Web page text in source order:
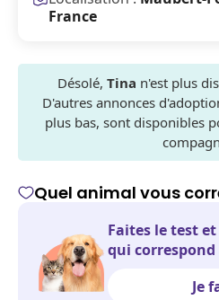
France
Désolé, Tina n'est plus
D'autres annonces
plus bas, sont disponibles
Quel animal vous
Faites le test
qui
Je